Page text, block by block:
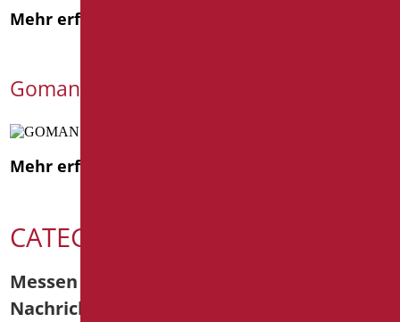
Mehr erfahren
Goman auf der Cersaie 2025
Mehr erfahren
CATEGORIE
Messen
Nachrichten